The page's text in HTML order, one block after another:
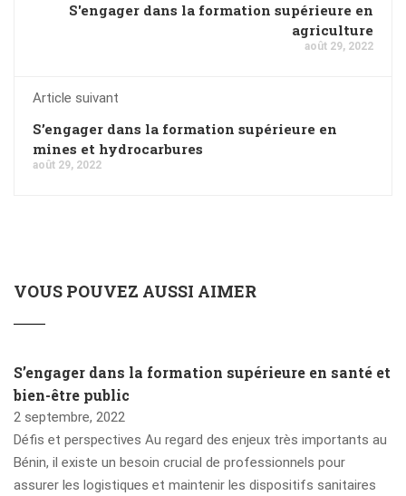
S'engager dans la formation supérieure en
agriculture
août 29, 2022
Article suivant
S’engager dans la formation supérieure en
mines et hydrocarbures
août 29, 2022
VOUS POUVEZ AUSSI AIMER
S’engager dans la formation supérieure en santé et
bien-être public
2 septembre, 2022
Défis et perspectives Au regard des enjeux très importants au
Bénin, il existe un besoin crucial de professionnels pour
assurer les logistiques et maintenir les dispositifs sanitaires